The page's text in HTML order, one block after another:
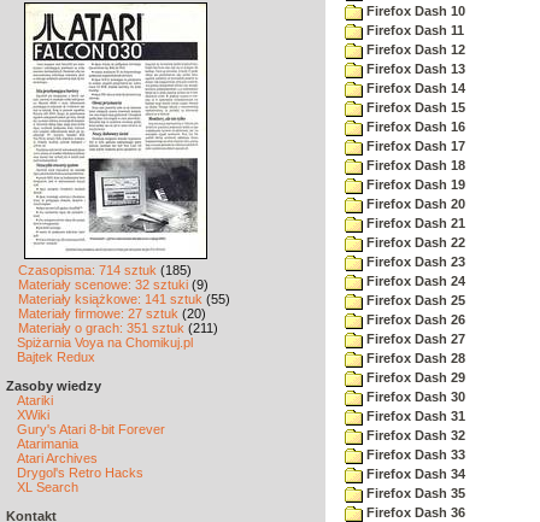
Czasopisma: 714 sztuk (185)
Materiały scenowe: 32 sztuki (9)
Materiały książkowe: 141 sztuk (55)
Materiały firmowe: 27 sztuk (20)
Materiały o grach: 351 sztuk (211)
Spiżarnia Voya na Chomikuj.pl
Bajtek Redux
Zasoby wiedzy
Atariki
XWiki
Gury's Atari 8-bit Forever
Atarimania
Atari Archives
Drygol's Retro Hacks
XL Search
Kontakt
Firefox Dash 10
Firefox Dash 11
Firefox Dash 12
Firefox Dash 13
Firefox Dash 14
Firefox Dash 15
Firefox Dash 16
Firefox Dash 17
Firefox Dash 18
Firefox Dash 19
Firefox Dash 20
Firefox Dash 21
Firefox Dash 22
Firefox Dash 23
Firefox Dash 24
Firefox Dash 25
Firefox Dash 26
Firefox Dash 27
Firefox Dash 28
Firefox Dash 29
Firefox Dash 30
Firefox Dash 31
Firefox Dash 32
Firefox Dash 33
Firefox Dash 34
Firefox Dash 35
Firefox Dash 36